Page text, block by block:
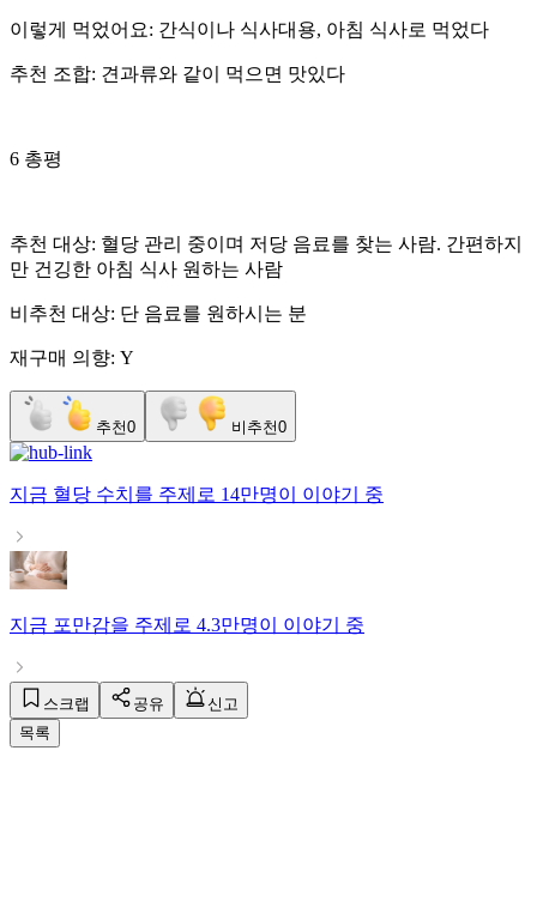
이렇게 먹었어요: 간식이나 식사대용, 아침 식사로 먹었다
추천 조합: 견과류와 같이 먹으면 맛있다
6 총평
추천 대상: 혈당 관리 중이며 저당 음료를 찾는 사람. 간편하지
만 건깅한 아침 식사 원하는 사람
비추천 대상: 단 음료를 원하시는 분
재구매 의향: Y
추천0 비추천0
지금 혈당 수치 를 주제로 14만명이 이야기 중
지금 포만감을 주제로 4.3만명이 이야기 중
스크랩 공유
신고
목록